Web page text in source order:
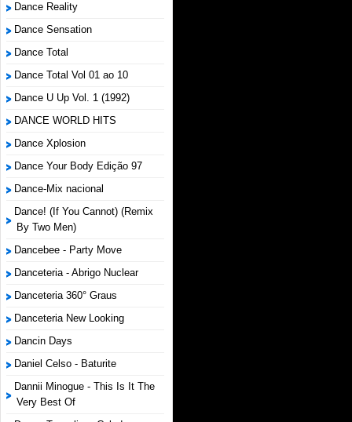
Dance Reality
Dance Sensation
Dance Total
Dance Total Vol 01 ao 10
Dance U Up Vol. 1 (1992)
DANCE WORLD HITS
Dance Xplosion
Dance Your Body Edição 97
Dance-Mix nacional
Dance! (If You Cannot) (Remix
By Two Men)
Dancebee - Party Move
Danceteria - Abrigo Nuclear
Danceteria 360° Graus
Danceteria New Looking
Dancin Days
Daniel Celso - Baturite
Dannii Minogue - This Is It The
Very Best Of